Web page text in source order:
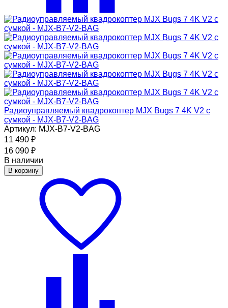
Радиоуправляемый квадрокоптер MJX Bugs 7 4K V2 с
сумкой - MJX-B7-V2-BAG
Артикул: MJX-B7-V2-BAG
11 490 ₽
16 090 ₽
В наличии
В корзину